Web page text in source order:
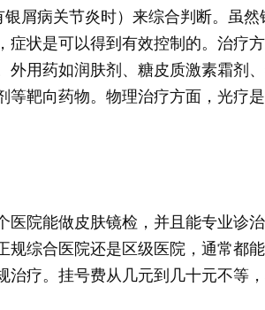
屑病关节炎时）来综合判断。虽
症状是可以得到有效控制的。治疗
外用药如润肤剂、糖皮质激素霜剂
等靶向药物。物理治疗方面，光疗
医院能做皮肤镜检，并且能专业诊
规综合医院还是区级医院，通常都
治疗。挂号费从几元到几十元不等